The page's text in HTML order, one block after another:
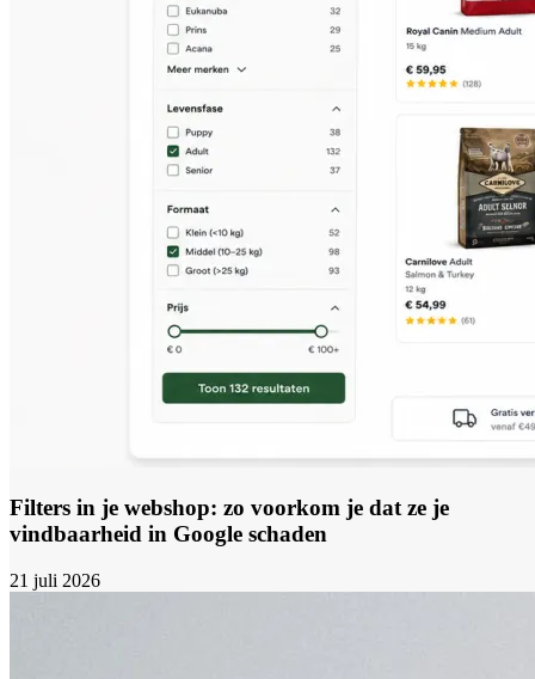
Filters in je webshop: zo voorkom je dat ze je
vindbaarheid in Google schaden
21 juli 2026